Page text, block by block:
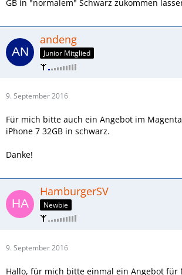
GB in "normalem" Schwarz zukommen
andeng
Junior Mitglied
9. September 2016
Für mich bitte auch ein Angebot im
iPhone 7 32GB in schwarz.
Danke!
HamburgerSV
Newbie
9. September 2016
Hallo, für mich bitte einmal ein Angebot für